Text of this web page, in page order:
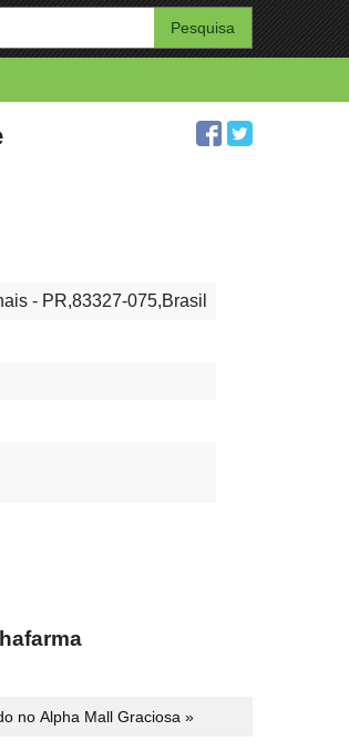
- PR,83327-075,Brasil
no Alpha Mall Graciosa »